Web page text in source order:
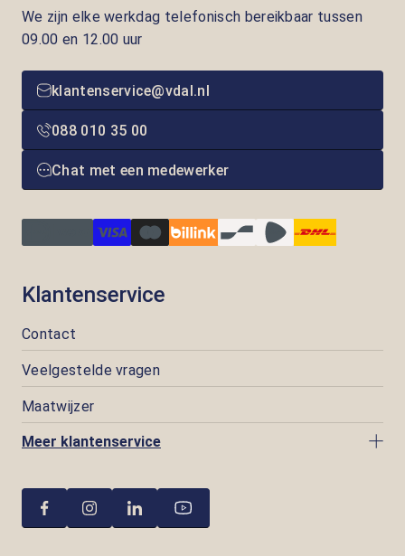
We zijn elke werkdag telefonisch bereikbaar tussen
09.00 en 12.00 uur
klantenservice@vdal.nl
088 010 35 00
Chat met een medewerker
Klantenservice
Contact
Veelgestelde vragen
Maatwijzer
Meer klantenservice